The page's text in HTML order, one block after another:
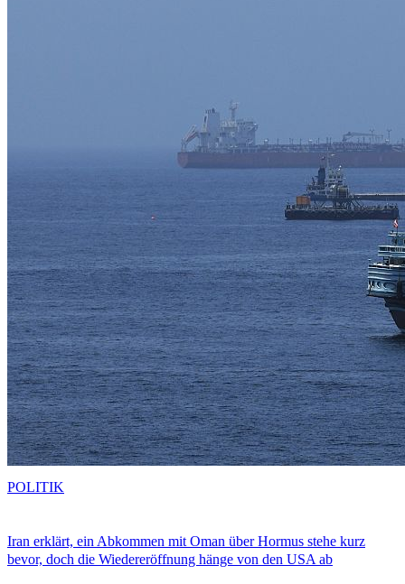
Iran erklärt, ein Abkommen mit Oman über Hormus stehe kurz
bevor, doch die Wiedereröffnung hänge von den USA ab
POLITIK